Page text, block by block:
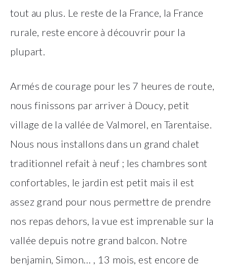
tout au plus. Le reste de la France, la France
rurale, reste encore à découvrir pour la
plupart.
Armés de courage pour les 7 heures de route,
nous finissons par arriver à Doucy, petit
village de la vallée de Valmorel, en Tarentaise.
Nous nous installons dans un grand chalet
traditionnel refait à neuf ; les chambres sont
confortables, le jardin est petit mais il est
assez grand pour nous permettre de prendre
nos repas dehors, la vue est imprenable sur la
vallée depuis notre grand balcon. Notre
benjamin, Simon… , 13 mois, est encore de